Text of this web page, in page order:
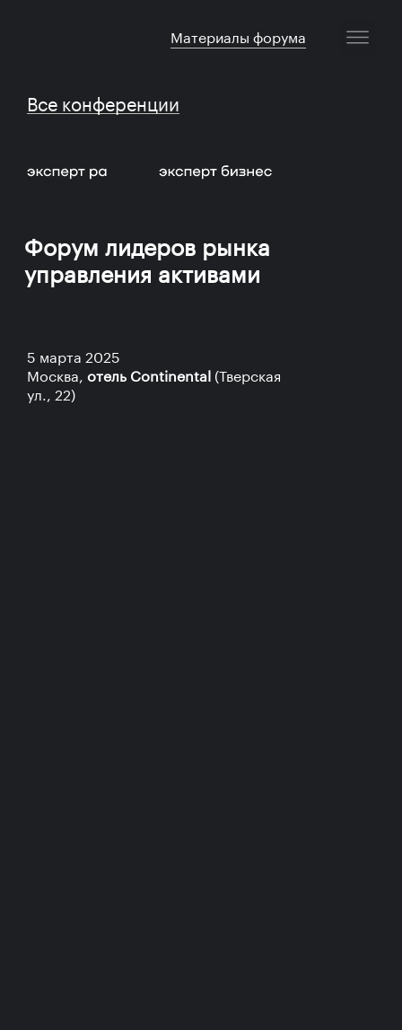
Материалы форума
Форум лидеров рынка
управления активами
5 марта 2025
Москва, отель Continental (Тверская
ул., 22)
Все конференции